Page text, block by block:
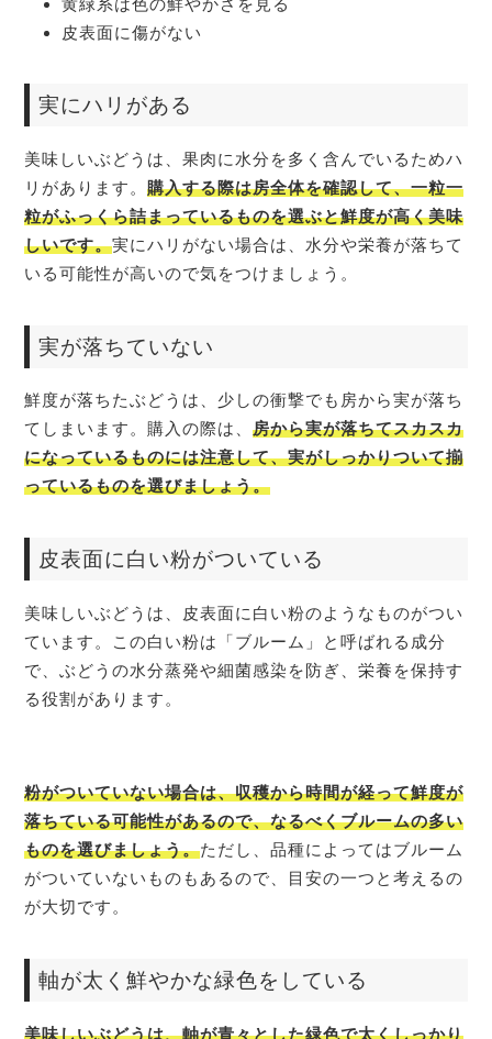
皮表面に傷がない
実にハリがある
美味しいぶどうは、果肉に水分を多く含んでいるためハ
リがあります。購入する際は房全体を確認して、一粒一
粒がふっくら詰まっているものを選ぶと鮮度が高く美味
しいです。実にハリがない場合は、水分や栄養が落ちて
いる可能性が高いので気をつけましょう。
実が落ちていない
鮮度が落ちたぶどうは、少しの衝撃でも房から実が落ち
てしまいます。購入の際は、房から実が落ちてスカスカ
になっているものには注意して、実がしっかりついて揃
っているものを選びましょう。
皮表面に白い粉がついている
美味しいぶどうは、皮表面に白い粉のようなものがつい
ています。この白い粉は「ブルーム」と呼ばれる成分
で、ぶどうの水分蒸発や細菌感染を防ぎ、栄養を保持す
る役割があります。
粉がついていない場合は、収穫から時間が経って鮮度が
落ちている可能性があるので、なるべくブルームの多い
ものを選びましょう。ただし、品種によってはブルーム
がついていないものもあるので、目安の一つと考えるの
が大切です。
軸が太く鮮やかな緑色をしている
美味しいぶどうは、軸が青々とした緑色で太くしっかり